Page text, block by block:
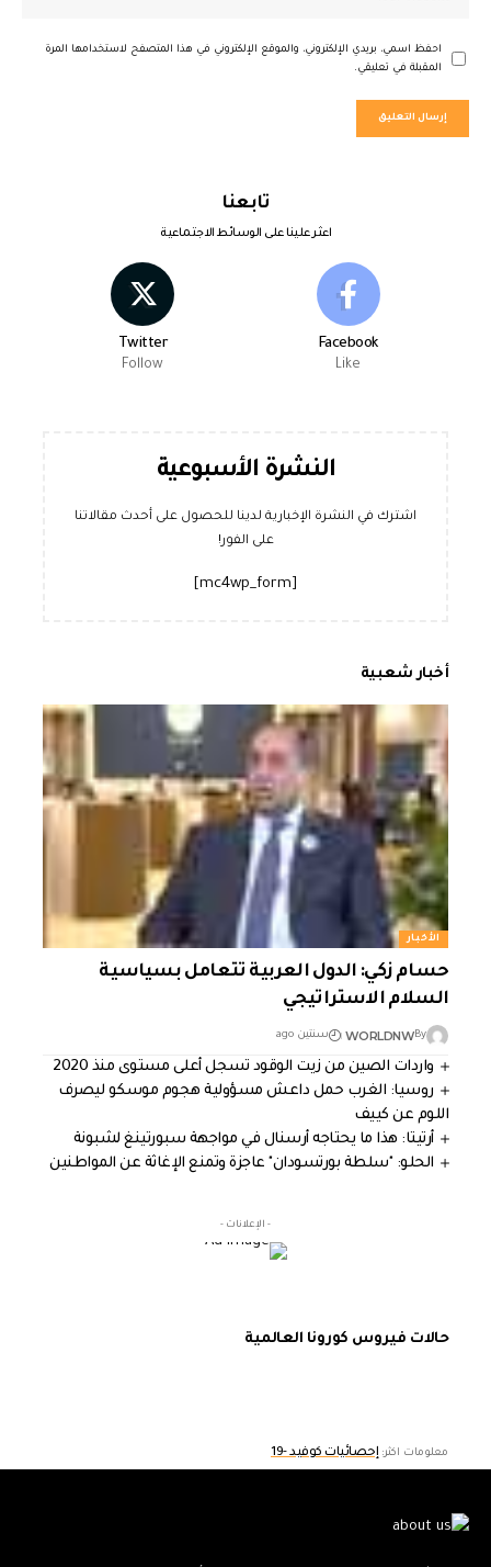
احفظ اسمي، بريدي الإلكتروني، والموقع الإلكتروني في هذا المتصفح لاستخدامها المرة
المقبلة في تعليقي.
تابعنا
اعثر علينا على الوسائط الاجتماعية
Facebook
Like
Twitter
Follow
النشرة الأسبوعية
اشترك في النشرة الإخبارية لدينا للحصول على أحدث مقالاتنا
على الفور!
أخبار شعبية
الأخبار
حسام زكي: الدول العربية تتعامل بسياسية
السلام الاستراتيجي
By
WORLDNW سنتين ago
واردات الصين من زيت الوقود تسجل أعلى مستوى منذ 2020
روسيا: الغرب حمل داعش مسؤولية هجوم موسكو ليصرف
اللوم عن كييف
أرتيتا: هذا ما يحتاجه أرسنال في مواجهة سبورتينغ لشبونة
الحلو: "سلطة بورتسودان" عاجزة وتمنع الإغاثة عن المواطنين
- الإعلانات -
حالات فيروس كورونا العالمية
معلومات اكثر: إحصائيات كوفيد -19